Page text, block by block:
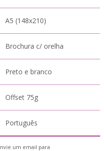
A5 (148x210)
Brochura c/ orelha
Preto e branco
Offset 75g
Português
um email para